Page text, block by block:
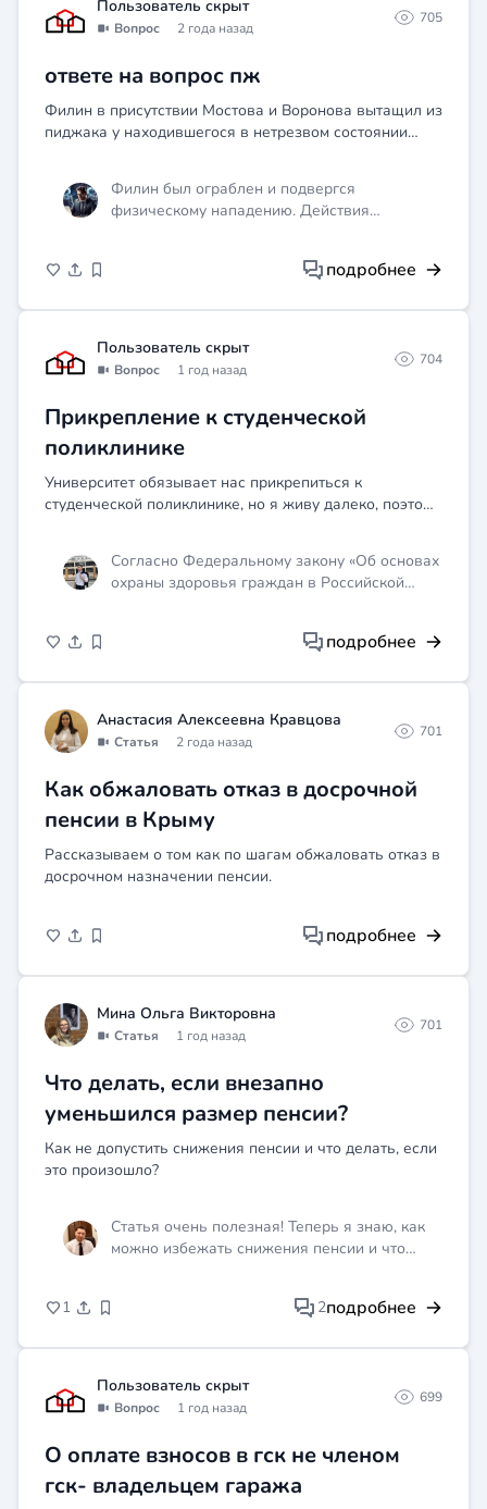
Пользователь скрыт
Вопрос 2 года назад
705
ответе на вопрос пж
Филин в присутствии Мостова и Воронова вытащил из
пиджака у находившегося в нетрезвом состоянии
водки...
Филин был ограблен и подвергся
физическому нападению. Действия
правоохранительные органы и предъявить
подробнее
Пользователь скрыт
Вопрос 1 год назад
704
Прикрепление к студенческой
поликлинике
Университет обязывает нас прикрепиться к
студенческой поликлинике, но я живу далеко, поэтому
читала ,... Согласно Федеральному закону «Об основах
охраны здоровья граждан в Российской
объёме, в том числе в рамках программы
Вы имеете право выбрать любую
медицинскую организацию из числа
организаций, участвующих в реализации
территориальной программы
государственных гарантий бесплатного
оказания гражданам медицинской помощи, и
прикрепиться к ней. Для этого необходимо
подать соответствующее заявление.
медицинским организациям размещается в
интернете на официальных сайтах этих
организаций. Прикрепление к поликлинике
возможности прохождения диспансеризации
в студенческой поликлинике, однако это
вы вправе отказаться от проведения
диспансеризации полностью или частично
согласно Федеральному закону № 323-ФЗ
«Об основах охраны здоровья граждан
Российской Федерации». Для получения
поликлинику по месту жительства или в
студенческую поликлинику.
подробнее
Анастасия Алексеевна Кравцова
Статья 2 года назад
701
Как обжаловать отказ в досрочной
пенсии в Крыму
Рассказываем о том как по шагам обжаловать отказ в
досрочном назначении пенсии.
подробнее
Мина Ольга Викторовна
Статья 1 год назад
701
Что делать, если внезапно
уменьшился размер пенсии?
Как не допустить снижения пенсии и что делать, если
это произошло?
Статья очень полезная! Теперь я знаю, как
можно избежать снижения пенсии и что
даны практические советы.
1 2подробнее
Пользователь скрыт
Вопрос 1 год назад
699
О оплате взносов в гск не членом
гск- владельцем гаража